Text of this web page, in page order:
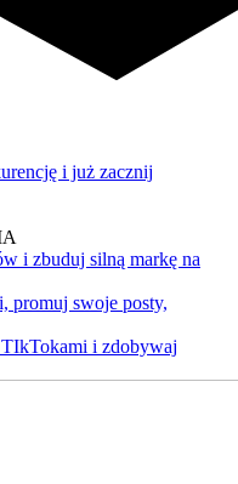
i już zacznij
i zbuduj silną markę na
promuj swoje posty,
i zdobywaj